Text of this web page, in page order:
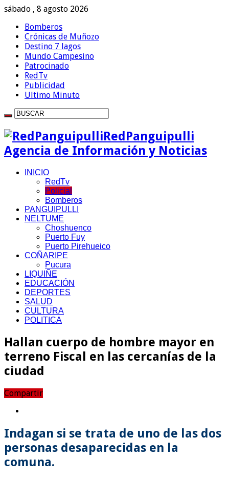
sábado , 8 agosto 2026
Bomberos
Crónicas de Muñozo
Destino 7 lagos
Mundo Campesino
Patrocinado
RedTv
Publicidad
Ultimo Minuto
RedPanguipulli
Agencia de Información y Noticias
INICIO
RedTv
Policial
Bomberos
PANGUIPULLI
NELTUME
Choshuenco
Puerto Fuy
Puerto Pirehueico
COÑARIPE
Pucura
LIQUIÑE
EDUCACIÓN
DEPORTES
SALUD
CULTURA
POLITICA
Hallan cuerpo de hombre mayor en
terreno Fiscal en las cercanías de la
ciudad
Compartir
Indagan si se trata de uno de las dos
personas desaparecidas en la
comuna.